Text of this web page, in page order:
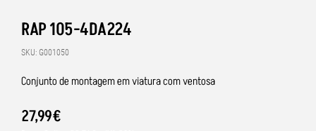
RAP 105-4DA224
SKU: G001050
Conjunto de montagem em viatura com ventosa
27,99€